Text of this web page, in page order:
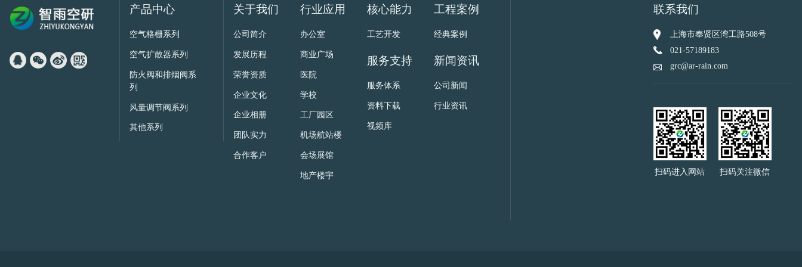
产品中心
空气格栅系列
空气扩散器系列
防火阀和排烟阀系
列
风量调节阀系列
其他系列
关于我们
公司简介
发展历程
荣誉资质
企业文化
企业相册
团队实力
合作客户
行业应用
办公室
商业广场
医院
学校
工厂园区
机场航站楼
会场展馆
地产楼宇
核心能力
工艺开发
工程案例
经典案例
服务支持
服务体系
资料下载
视频库
新闻资讯
公司新闻
行业资讯
联系我们
上海市奉贤区湾工路508号
021-57189183
grc@ar-rain.com
扫码进入网站 扫码关注微信